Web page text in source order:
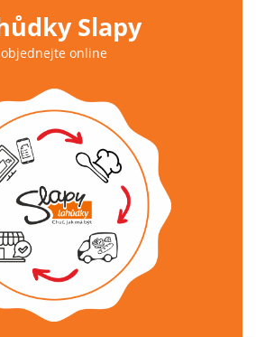
Slapy
objednejte online